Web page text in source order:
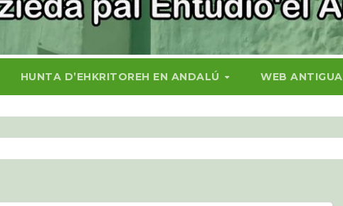
HUNTA D’EHKRITOREH EN ANDALÚ WEB ANTIGUA